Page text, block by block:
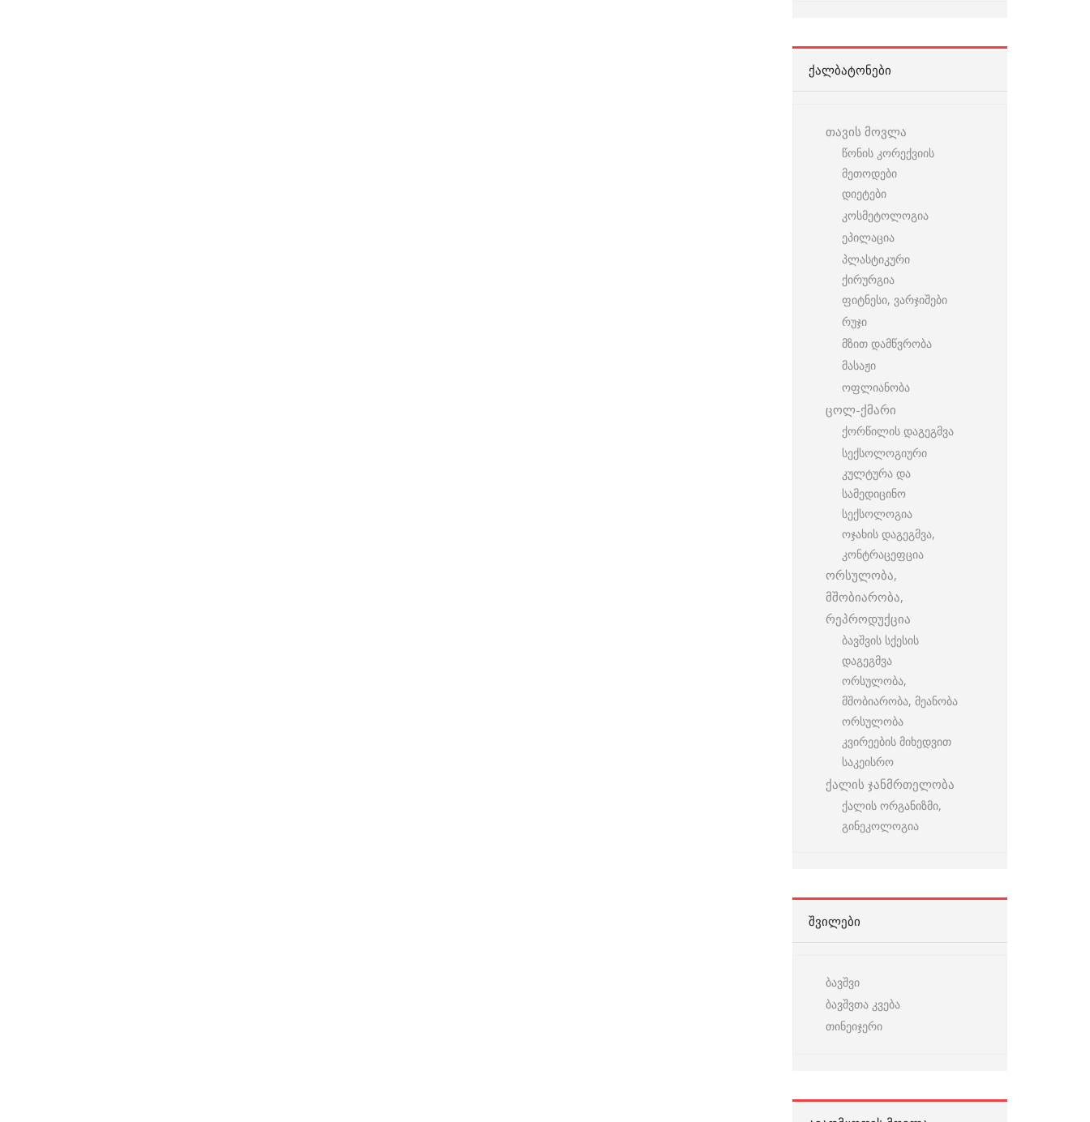
ᲥᲐᲚᲑᲐᲢᲝᲜᲔᲑᲘ
თავის მოვლა
წონის კორექვიის
მეთოდები
დიეტები
კოსმეტოლოგია
ეპილაცია
პლასტიკური
ქირურგია
ფიტნესი, ვარჯიშები
რუჯი
მზით დამწვრობა
მასაჟი
ოფლიანობა
ცოლ-ქმარი
ქორწილის დაგეგმვა
სექსოლოგიური
კულტურა და
სამედიცინო
სექსოლოგია
ოჯახის დაგეგმვა,
კონტრაცეფცია
ორსულობა,
მშობიარობა,
რეპროდუქცია
ბავშვის სქესის
დაგეგმვა
ორსულობა,
მშობიარობა, მეანობა
ორსულობა
კვირეების მიხედვით
საკეისრო
ქალის ჯანმრთელობა
ქალის ორგანიზმი,
გინეკოლოგია
ᲨᲕᲘᲚᲔᲑᲘ
ბავშვი
ბავშვთა კვება
თინეიჯერი